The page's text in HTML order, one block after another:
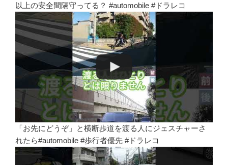
以上の安全間隔守ってる？ #automobile #ドラレコ
「お先にどうぞ」と横断歩道を渡る人にジェスチャーさ
れたら#automobile #歩行者優先 #ドラレコ